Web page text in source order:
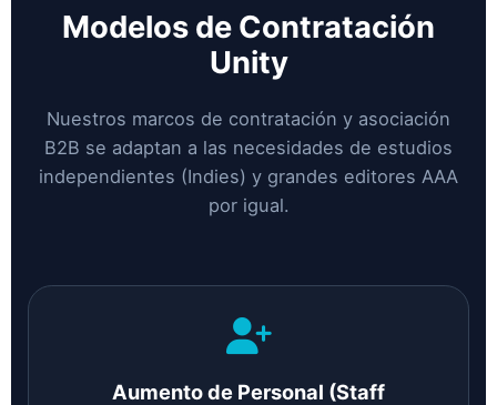
Modelos de Contratación
Unity
Nuestros marcos de contratación y asociación
B2B se adaptan a las necesidades de estudios
independientes (Indies) y grandes editores AAA
por igual.
Aumento de Personal (Staff